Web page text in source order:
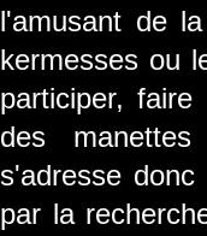
l'amusant de
kermesses ou
participer,
des
s'adresse
par la